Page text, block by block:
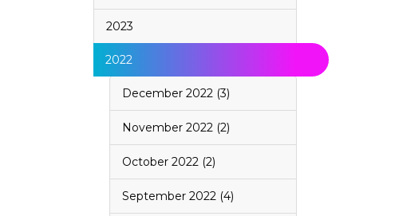
2023
2022
December 2022 (3)
November 2022 (2)
October 2022 (2)
September 2022 (4)